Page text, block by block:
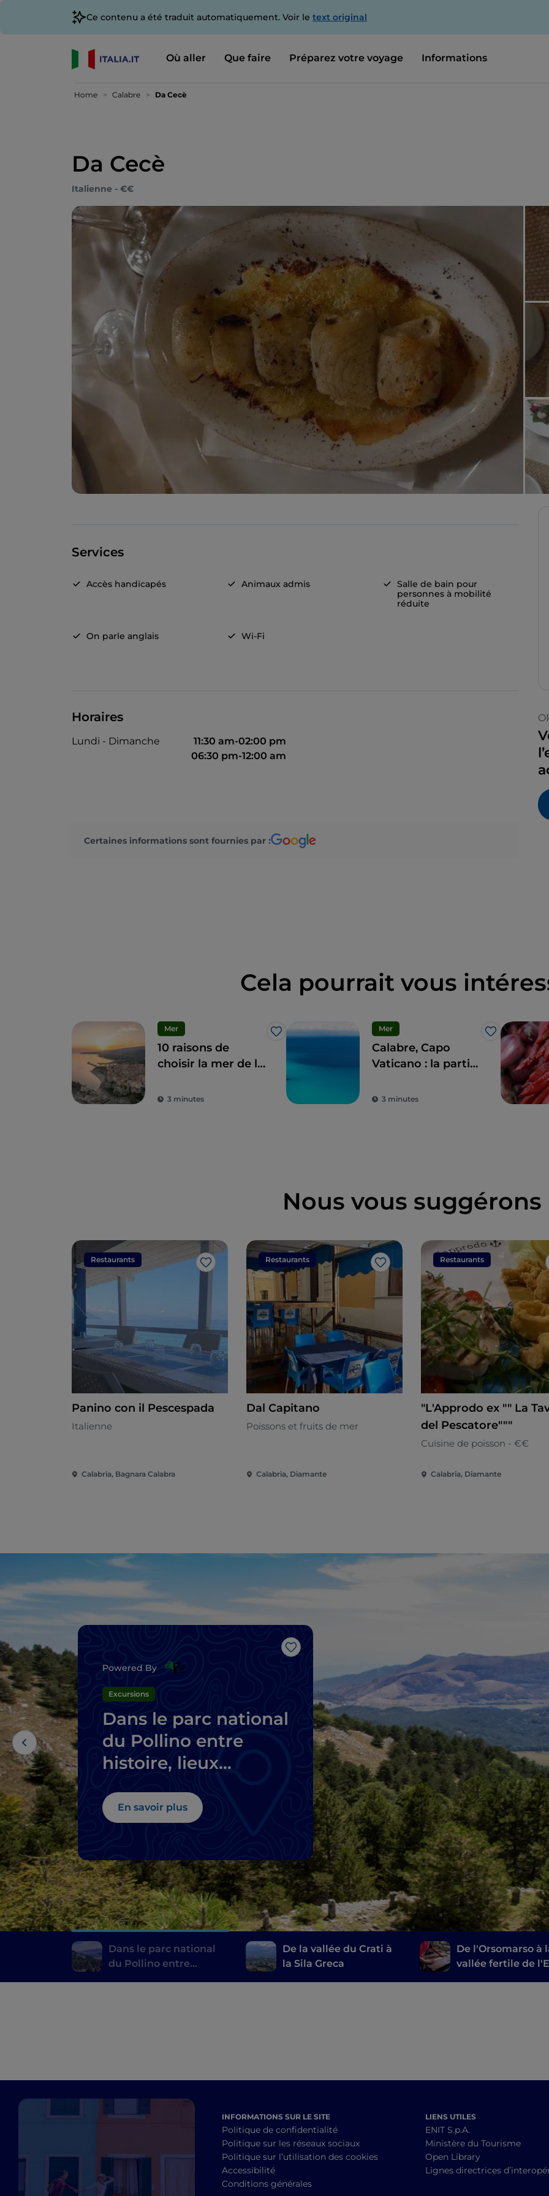
Ce contenu a été traduit automatiquement. Voir le text original
Où aller Que faire Préparez votre voyage Informations
Home Calabre Da Cecè
Da Cecè
Italienne - €€
Services
Accès handicapés Animaux admis
Salle de bain pour
personnes à mobilité
réduite
On parle anglais Wi-Fi
Horaires
Lundi - Dimanche
11:30 am-02:00 pm
06:30 pm-12:00 am
Certaines informations sont fournies par :
Cela pourrait vous
Mer
J’aime
10 raisons de
choisir la mer de la
hiver
3 minutes
Mer
J’aime
Calabre, Capo
Vaticano : la partie
3 minutes
Nous vous suggérons
Restaurants
J’aime
Panino con il Pescespada
Italienne
Calabria, Bagnara Calabra
Restaurants
J’aime
Dal Capitano
Poissons et fruits de mer
Calabria, Diamante
Restaurants
"L'Approdo ex "" La
del Pescatore"""
Cuisine de poisson - €€
Calabria, Diamante
J’aime
Powered By
Excursions
Dans le parc national
du Pollino entre
histoire, lieux
perchés
En savoir plus
Dans le parc national
du Pollino entre
De la vallée du Crati à
la Sila Greca
De l'Orsomarso à
vallée fertile de
INFORMATIONS SUR LE SITE
Politique de confidentialité
Politique sur les réseaux sociaux
Politique sur l’utilisation des cookies
Accessibilité
Conditions générales
LIENS UTILES
ENIT S.p.A.
Ministère du Tourisme
Open Library
Lignes directrices